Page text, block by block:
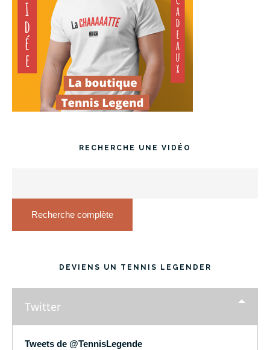
RECHERCHE UNE VIDÉO
Recherche complète
DEVIENS UN TENNIS LEGENDER
Twitter
Tweets de @TennisLegende